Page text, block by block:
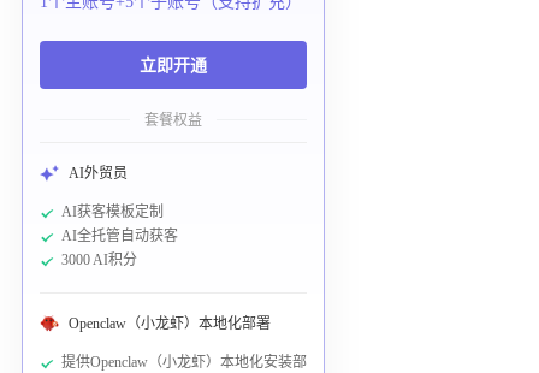
立即开通
套餐权益
AI外贸员
AI获客模板定制
AI全托管自动获客
3000 AI积分
Openclaw（小龙虾）本地化部署
提供Openclaw（小龙虾）本地化安装部